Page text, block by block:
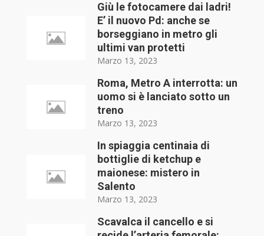
Giù le fotocamere dai ladri!
E’ il nuovo Pd: anche se
borseggiano in metro gli
ultimi van protetti
Marzo 13, 2023
Roma, Metro A interrotta: un
uomo si è lanciato sotto un
treno
Marzo 13, 2023
In spiaggia centinaia di
bottiglie di ketchup e
maionese: mistero in
Salento
Marzo 13, 2023
Scavalca il cancello e si